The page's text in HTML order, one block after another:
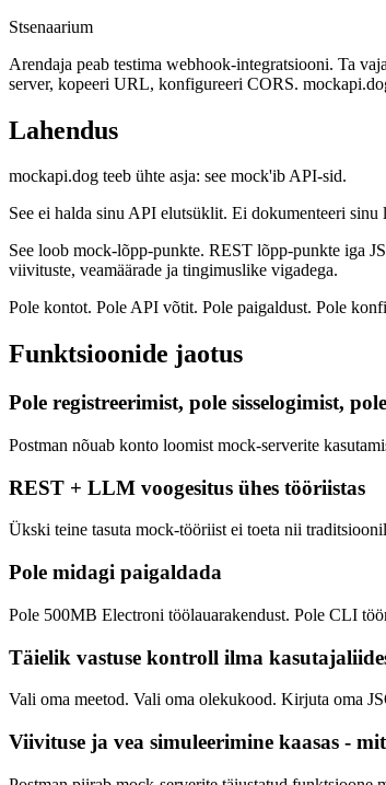
Stsenaarium
Arendaja peab testima webhook-integratsiooni. Ta
server, kopeeri URL, konfigureeri CORS.
Lahendus
mockapi.dog teeb ühte asja: see mock'ib API-sid.
See ei halda sinu API elutsüklit. Ei dokumenteeri
See loob mock-lõpp-punkte. REST lõpp-punkte iga
viivituste, veamäärade ja tingimuslike vigadega.
Pole kontot. Pole API võtit. Pole paigaldust. Pole
Funktsioonide jaotus
Pole registreerimist, pole sisselogimist,
Postman nõuab konto loomist mock-serverite
REST + LLM voogesitus ühes tööriistas
Ükski teine tasuta mock-tööriist ei toeta nii
Pole midagi paigaldada
Pole 500MB Electroni töölauarakendust. Pole CLI
Täielik vastuse kontroll ilma
Vali oma meetod. Vali oma olekukood. Kirjuta oma
Viivituse ja vea simuleerimine kaasas -